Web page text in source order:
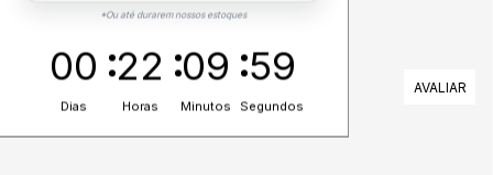
AVALIAÇÕES
*Ou até durarem nossos estoques
00
Dias
22
Horas
09
Minutos
59
Segundos